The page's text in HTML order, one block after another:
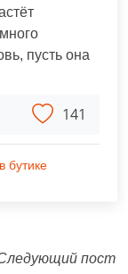
пусть она
141
бутике
пост